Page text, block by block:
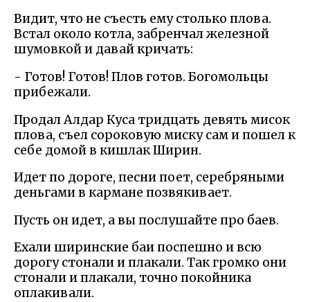
Видит, что не съесть ему столько плова.
Встал около котла, забренчал железной
шумовкой и давай кричать:
- Готов! Готов! Плов готов. Богомольцы
прибежали.
Продал Алдар Куса тридцать девять мисок
плова, съел сороковую миску сам и пошел к
себе домой в кишлак Ширин.
Идет по дороге, песни поет, серебряными
деньгами в кармане позвякивает.
Пусть он идет, а вы послушайте про баев.
Ехали ширинские баи поспешно и всю
дорогу стонали и плакали. Так громко они
стонали и плакали, точно покойника
оплакивали.